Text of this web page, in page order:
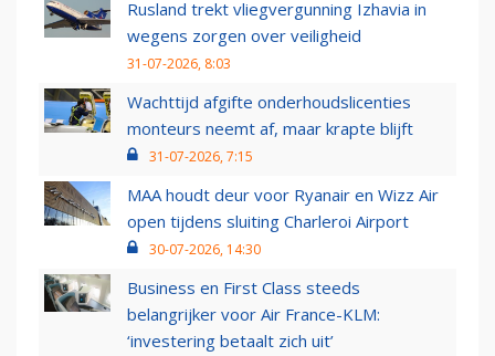
Rusland trekt vliegvergunning Izhavia in
wegens zorgen over veiligheid
31-07-2026, 8:03
Wachttijd afgifte onderhoudslicenties
monteurs neemt af, maar krapte blijft
31-07-2026, 7:15
MAA houdt deur voor Ryanair en Wizz Air
open tijdens sluiting Charleroi Airport
30-07-2026, 14:30
Business en First Class steeds
belangrijker voor Air France-KLM:
‘investering betaalt zich uit’